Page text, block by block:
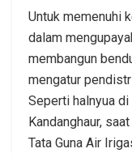
Untuk memenuhi
dalam
membangun
mengatur
Seperti halnyua
Kandanghaur,
Tata Guna Air